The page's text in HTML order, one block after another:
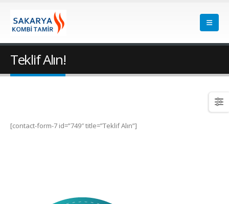
Teklif Alın!
[contact-form-7 id=”749″ title=”Teklif Alın”]